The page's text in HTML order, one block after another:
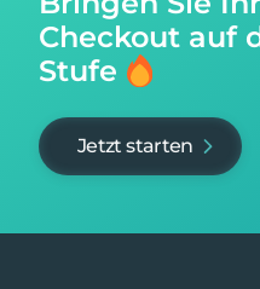
Checkout auf
Stufe
Jetzt starten